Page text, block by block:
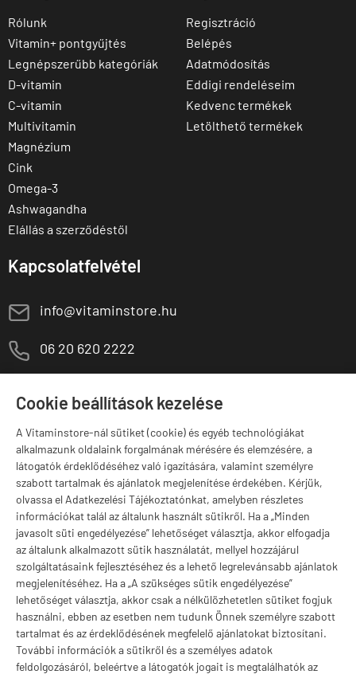
Cookie beállítások kezelése
A Vitaminstore-nál sütiket (cookie) és egyéb technológiákat
alkalmazunk oldalaink forgalmának mérésére és elemzésére, a
látogatók érdeklődéséhez való igazítására, valamint személyre
szabott tartalmak és ajánlatok megjelenítése érdekében. Kérjük,
olvassa el Adatkezelési Tájékoztatónkat, amelyben részletes
információkat talál az általunk használt sütikről. Ha a „Minden
javasolt süti engedélyezése” lehetőséget választja, akkor elfogadja
az általunk alkalmazott sütik használatát, mellyel hozzájárul
szolgáltatásaink fejlesztéséhez és a lehető legrelevánsabb ajánlatok
megjelenítéséhez. Ha a „A szükséges sütik engedélyezése”
lehetőséget választja, akkor csak a nélkülözhetetlen sütiket fogjuk
használni, ebben az esetben nem tudunk Önnek személyre szabott
tartalmat és az érdeklődésének megfelelő ajánlatokat biztosítani.
További információk a sütikről és a személyes adatok
feldolgozásáról, beleértve a látogatók jogait is megtalálhatók az
Rólunk
Vitamin+ pontgyűjtés
Legnépszerűbb kategóriák
D-vitamin
C-vitamin
Multivitamin
Magnézium
Cink
Omega-3
Ashwagandha
Elállás a szerződéstől
Regisztráció
Belépés
Adatmódosítás
Eddigi rendeléseim
Kedvenc termékek
Letölthető termékek
Kapcsolatfelvétel
E info@vitaminstore.hu
M 06 20 620 2222
Szugló u. 83-85.
Márkák
Valuta választás